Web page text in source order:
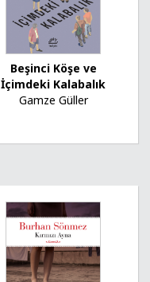
Beşinci Köşe ve
İçimdeki Kalabalık
Gamze Güller